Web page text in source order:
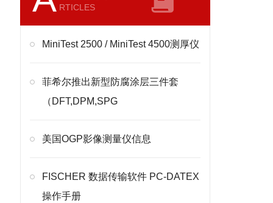
RTICLES
MiniTest 2500 / MiniTest 4500测厚仪
菲希尔推出新型防腐涂层三件套
（DFT,DPM,SPG
美国OGP影像测量仪信息
FISCHER 数据传输软件 PC-DATEX
操作手册